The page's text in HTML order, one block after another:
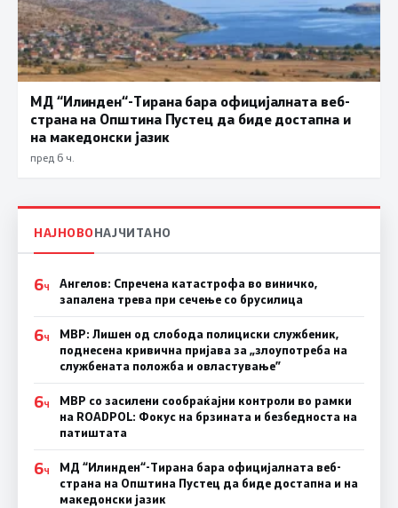
МД “Илинден“-Тирана бара официјалната веб-
страна на Општина Пустец да биде достапна и
на македонски јазик
пред 6 ч.
НАЈНОВОНАЈЧИТАНО
6Ч
Ангелов: Спречена катастрофа во виничко,
запалена трева при сечење со брусилица
6Ч
МВР: Лишен од слобода полициски службеник,
поднесена кривична пријава за „злоупотреба на
службената положба и овластување”
6Ч
МВР со засилени сообраќајни контроли во рамки
на ROADPOL: Фокус на брзината и безбедноста на
патиштата
6Ч
МД “Илинден“-Тирана бара официјалната веб-
страна на Општина Пустец да биде достапна и на
македонски јазик